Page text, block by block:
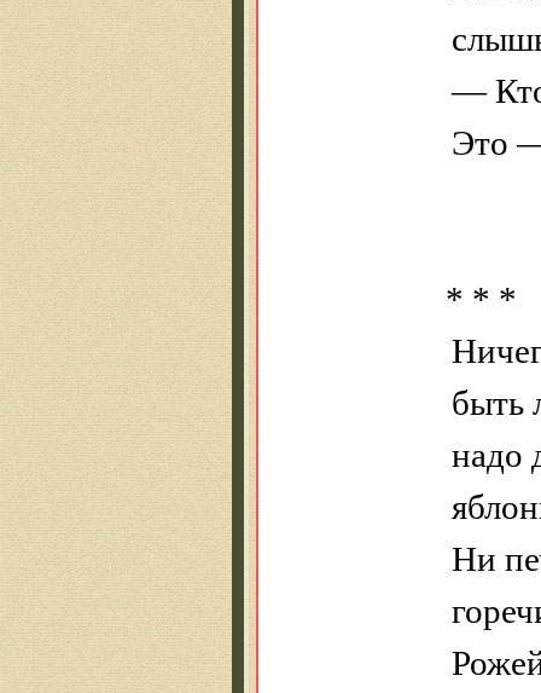
—
Это
* * *
быть
надо
Ни